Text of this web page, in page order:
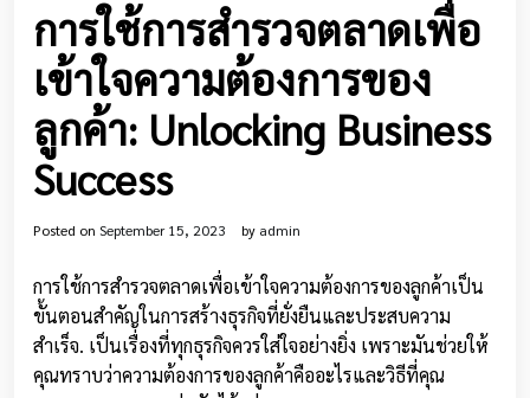
การใช้การสำรวจตลาดเพื่อ
เข้าใจความต้องการของ
ลูกค้า: Unlocking Business
Success
Posted on September 15, 2023 by admin
การใช้การสำรวจตลาดเพื่อเข้าใจความต้องการของลูกค้าเป็น
ขั้นตอนสำคัญในการสร้างธุรกิจที่ยั่งยืนและประสบความ
สำเร็จ. เป็นเรื่องที่ทุกธุรกิจควรใส่ใจอย่างยิ่ง เพราะมันช่วยให้
คุณทราบว่าความต้องการของลูกค้าคืออะไรและวิธีที่คุณ